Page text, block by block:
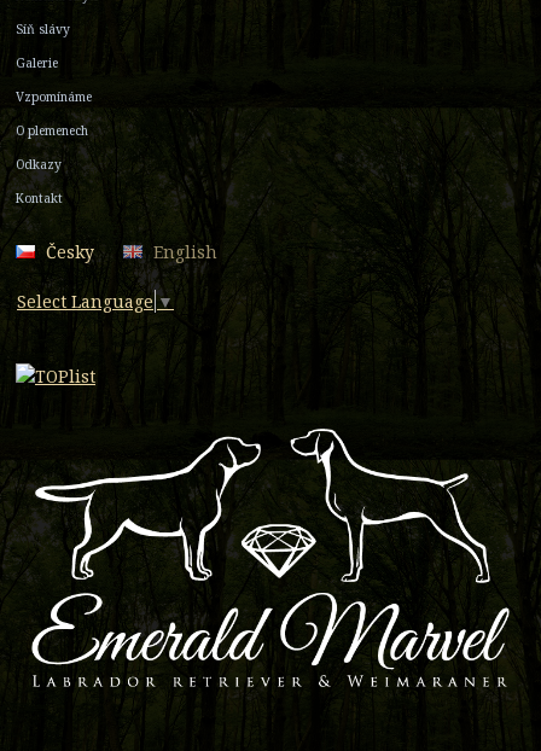
Síň slávy
Galerie
Vzpomínáme
O plemenech
Odkazy
Kontakt
Česky English
Select Language ▼